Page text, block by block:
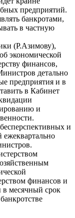
предприятий.
банкротами,
в частную
(Р.Азимову),
экономической
финансов,
детально
предприятия и в
в Кабинет
и
и
финансов и
в месячный срок